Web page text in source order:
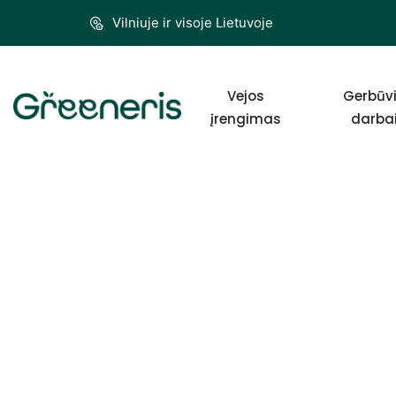
Vilniuje ir visoje Lietuvoje
Vejos
įrengimas
darbai